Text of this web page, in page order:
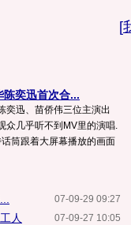
[
陈奕迅首次合...
奕迅、苗侨伟三位主演出
众几乎听不到MV里的演唱.
筒跟着大屏幕播放的画面
07-09-29 09:27
07-09-27 10:05
人